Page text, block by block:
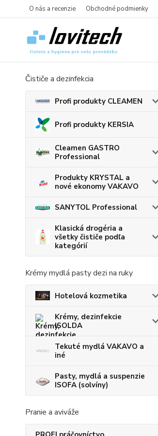
O nás a recenzie Obchodné podmienky
Čističe a dezinfekcia
Profi produkty CLEAMEN
Profi produkty KERSIA
Cleamen GASTRO
Professional
Produkty KRYSTAL a
nové ekonomy VAKAVO
SANYTOL Professional
Klasická drogéria a
všetky čističe podľa
kategórií
Krémy mydlá pasty dezi na ruky
Hotelová kozmetika
Krémy, dezinfekcie
ISOLDA
Tekuté mydlá VAKAVO a
iné
Pasty, mydlá a suspenzie
ISOFA (solvíny)
Pranie a aviváže